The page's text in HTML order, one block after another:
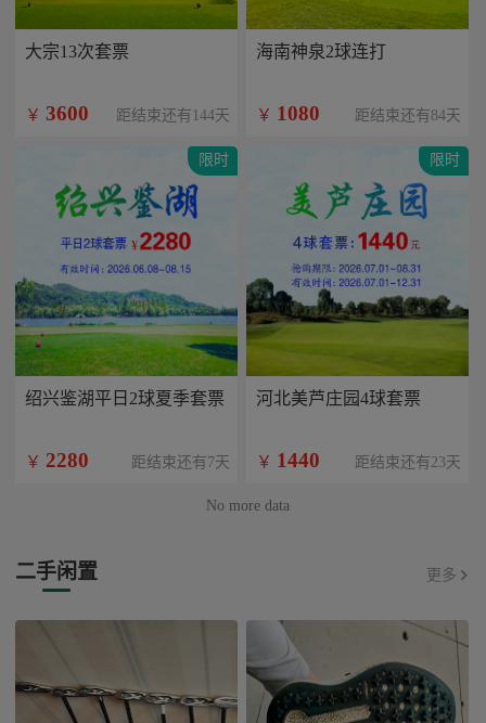
大宗13次套票
￥ 3600 距结束还有144天
海南神泉2球连打
￥ 1080 距结束还有84天
限时
绍兴鉴湖平日2球夏季套票
￥ 2280 距结束还有7天
限时
河北美芦庄园4球套票
￥ 1440 距结束还有23天
No more data
二手闲置 更多